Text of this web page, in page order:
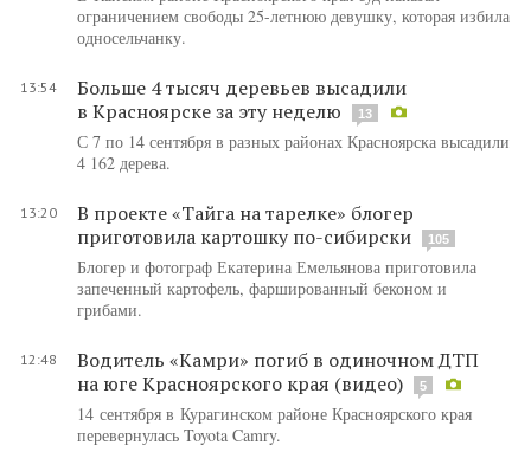
ограничением свободы 25-летнюю девушку, которая избила
односельчанку.
13:54
Больше 4 тысяч деревьев высадили
в Красноярске за эту неделю
13
С 7 по 14 сентября в разных районах Красноярска высадили
4 162 дерева.
13:20
В проекте «Тайга на тарелке» блогер
приготовила картошку по-сибирски
105
Блогер и фотограф Екатерина Емельянова приготовила
запеченный картофель, фаршированный беконом и
грибами.
12:48
Водитель «Камри» погиб в одиночном ДТП
на юге Красноярского края (видео)
5
14 сентября в Курагинском районе Красноярского края
перевернулась Toyota Camry.